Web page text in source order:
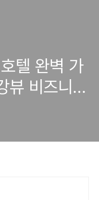
텔 완벽 가
뷰 비즈니